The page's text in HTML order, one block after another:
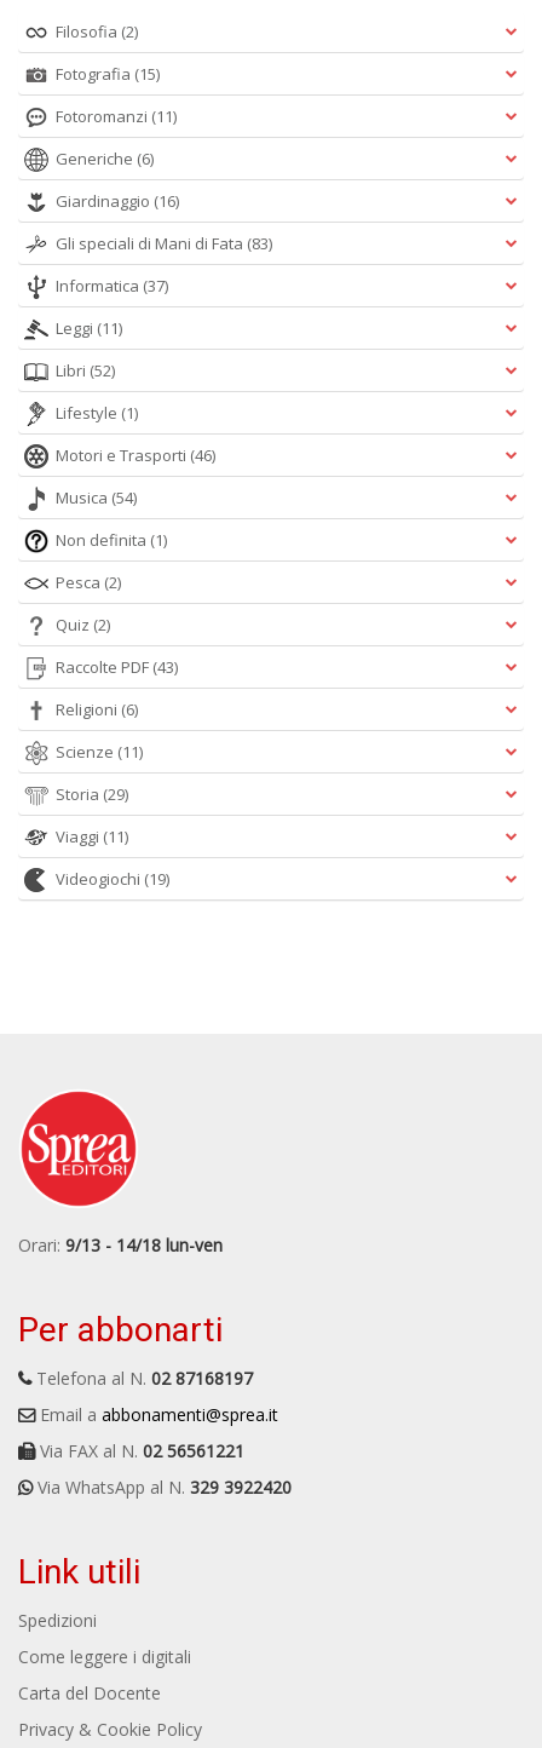
Filosofia (2)
Fotografia (15)
Fotoromanzi (11)
Generiche (6)
Giardinaggio (16)
Gli speciali di Mani di Fata (83)
Informatica (37)
Leggi (11)
Libri (52)
Lifestyle (1)
Motori e Trasporti (46)
Musica (54)
Non definita (1)
Pesca (2)
Quiz (2)
Raccolte PDF (43)
Religioni (6)
Scienze (11)
Storia (29)
Viaggi (11)
Videogiochi (19)
Orari: 9/13 - 14/18 lun-ven
Per abbonarti
Telefona al N. 02 87168197
Email a abbonamenti@sprea.it
Via FAX al N. 02 56561221
Via WhatsApp al N. 329 3922420
Link utili
Spedizioni
Come leggere i digitali
Carta del Docente
Privacy & Cookie Policy